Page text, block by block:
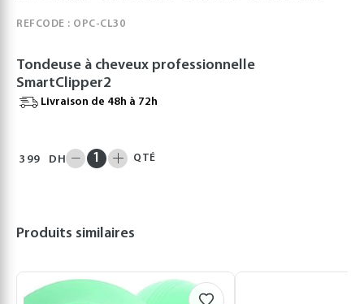
REFCODE : OPC-CL30
Tondeuse à cheveux professionnelle
SmartClipper2
Livraison de 48h à 72h
399 DH QTÉ
Produits similaires